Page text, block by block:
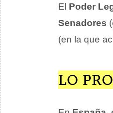
El Poder
Senadores
(en la que
LO